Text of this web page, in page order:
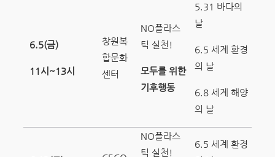
6.5(금)
11시 ~13시
창원복
합문화
센터
NO플라스
틱 실천!
모두를 위한
기후행동
5.31 바다의
날
6.5 세계 환경
의 날
6.8 세계 해양
의 날
NO플라스
틱 실천!
6.5 세계 환경